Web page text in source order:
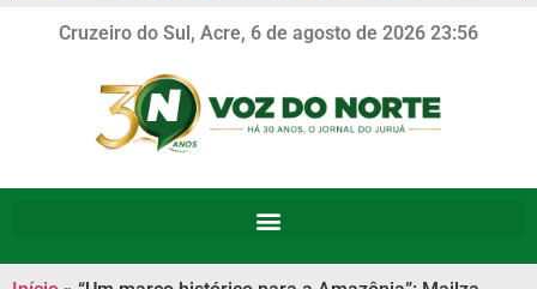
Cruzeiro do Sul, Acre, 6 de agosto de 2026 23:56